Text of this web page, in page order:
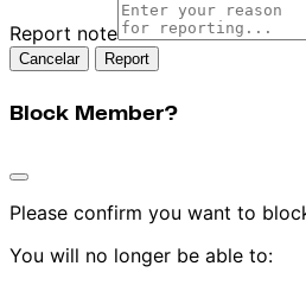
Report note
Report
Block Member?
Please confirm you want to
You will no longer be able to: